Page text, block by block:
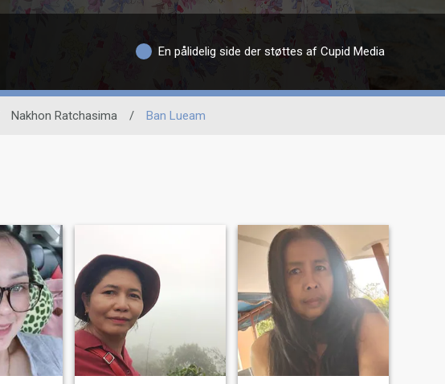
En pålidelig side der støttes af Cupid Media
Nakhon Ratchasima / Ban Lueam